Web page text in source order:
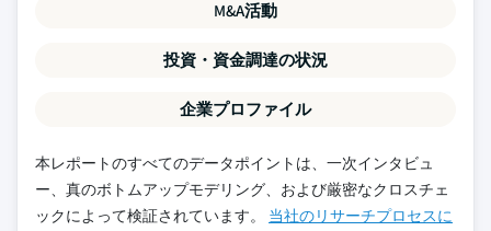
M&A活動
投資・資金調達の状況
企業プロファイル
本レポートのすべてのデータポイントは、一次インタビュ
ー、真のボトムアップモデリング、および厳密なクロスチェ
ックによって検証されています。 当社のリサーチプロセスに